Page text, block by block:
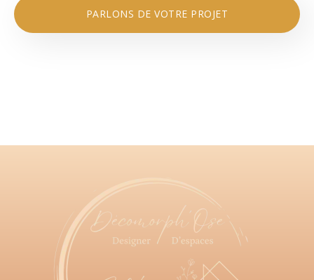
PARLONS DE VOTRE PROJET